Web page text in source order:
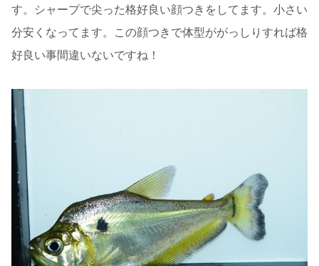
す。シャープで尖った格好良い顔つきをしてます。小さい
分安くなってます。この顔つきで体型ががっしりすれば格
好良い事間違いないですね！